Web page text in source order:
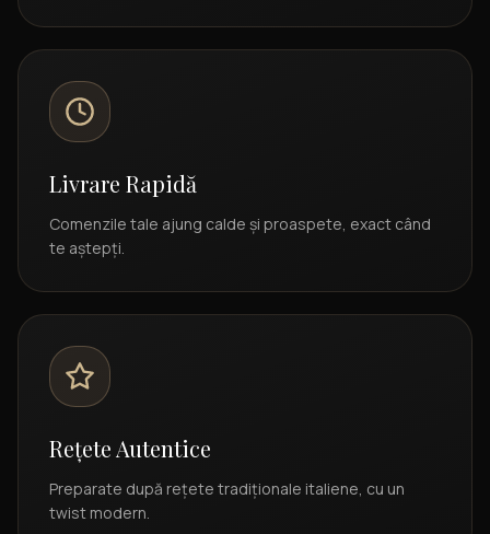
Livrare Rapidă
Comenzile tale ajung calde și proaspete, exact când
te aștepți.
Rețete Autentice
Preparate după rețete tradiționale italiene, cu un
twist modern.